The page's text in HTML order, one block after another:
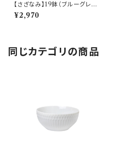
【さざなみ】19鉢（ブルーグレー)
O-M47103
¥2,970
同じカテゴリの商品